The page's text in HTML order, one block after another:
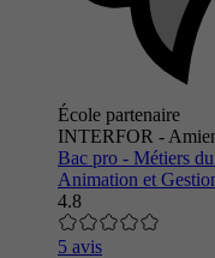
École partenaire
INTERFOR -
Bac pro - Métiers
Animation et
4.8
5 avis